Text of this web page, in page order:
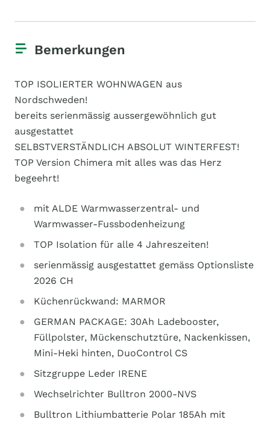
Bemerkungen
TOP ISOLIERTER WOHNWAGEN aus
Nordschweden!
bereits serienmässig aussergewöhnlich gut
ausgestattet
SELBSTVERSTÄNDLICH ABSOLUT WINTERFEST!
TOP Version Chimera mit alles was das Herz
begeehrt!
mit ALDE Warmwasserzentral- und
Warmwasser-Fussbodenheizung
TOP Isolation für alle 4 Jahreszeiten!
serienmässig ausgestattet gemäss Optionsliste
2026 CH
Küchenrückwand: MARMOR
GERMAN PACKAGE: 30Ah Ladebooster,
Füllpolster, Mückenschutztüre, Nackenkissen,
Mini-Heki hinten, DuoControl CS
Sitzgruppe Leder IRENE
Wechselrichter Bulltron 2000-NVS
Bulltron Lithiumbatterie Polar 185Ah mit